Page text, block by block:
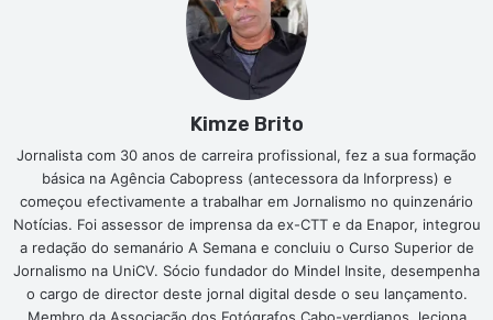
Kimze Brito
Jornalista com 30 anos de carreira profissional, fez a sua formação
básica na Agência Cabopress (antecessora da Inforpress) e
começou efectivamente a trabalhar em Jornalismo no quinzenário
Notícias. Foi assessor de imprensa da ex-CTT e da Enapor, integrou
a redação do semanário A Semana e concluiu o Curso Superior de
Jornalismo na UniCV. Sócio fundador do Mindel Insite, desempenha
o cargo de director deste jornal digital desde o seu lançamento.